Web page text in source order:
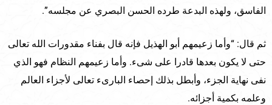
الفاسق، ولهذه البدعة طرده الحسن البصري عن مجلسه”.
ثم قال: “وأما زعيمهم أبو الهذيل فإنه قال بفناء مقدورات الله تعالى
حتى لا يكون بعدها قادرا على شىء. وأما زعيمهم النظام فهو الذي
نفى نهاية الجزء، وأبطل بذلك إحصاء البارىء تعالى لأجزاء العالم
وعلمه بكمية أجزائه.